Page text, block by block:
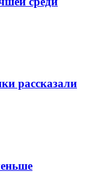
рассказали